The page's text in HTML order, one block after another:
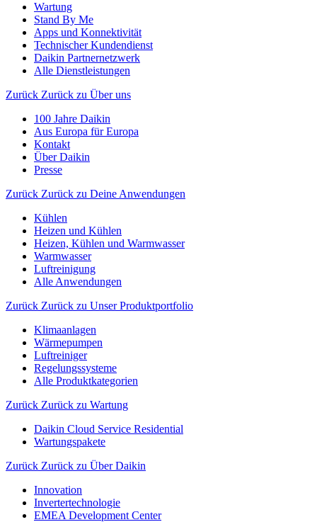
Wartung
Stand By Me
Apps und Konnektivität
Technischer Kundendienst
Daikin Partnernetzwerk
Alle Dienstleistungen
Zurück Zurück zu Über uns
100 Jahre Daikin
Aus Europa für Europa
Kontakt
Über Daikin
Presse
Zurück Zurück zu Deine Anwendungen
Kühlen
Heizen und Kühlen
Heizen, Kühlen und Warmwasser
Warmwasser
Luftreinigung
Alle Anwendungen
Zurück Zurück zu Unser Produktportfolio
Klimaanlagen
Wärmepumpen
Luftreiniger
Regelungssysteme
Alle Produktkategorien
Zurück Zurück zu Wartung
Daikin Cloud Service Residential
Wartungspakete
Zurück Zurück zu Über Daikin
Innovation
Invertertechnologie
EMEA Development Center